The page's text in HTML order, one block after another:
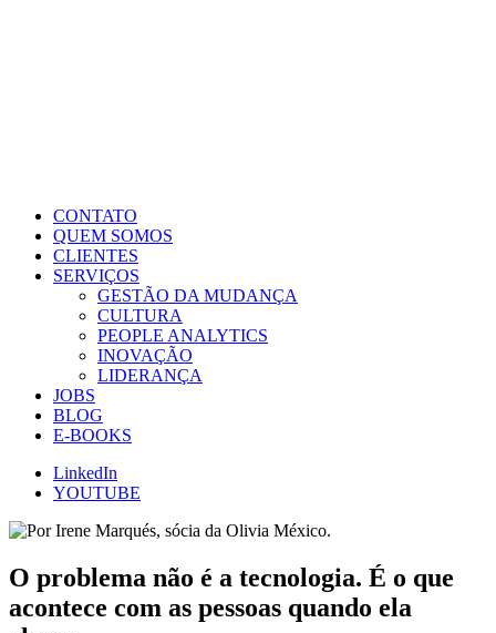
CONTATO
QUEM SOMOS
CLIENTES
SERVIÇOS
GESTÃO DA MUDANÇA
CULTURA
PEOPLE ANALYTICS
INOVAÇÃO
LIDERANÇA
JOBS
BLOG
E-BOOKS
LinkedIn
YOUTUBE
O problema não é a tecnologia. É o que
acontece com as pessoas quando ela